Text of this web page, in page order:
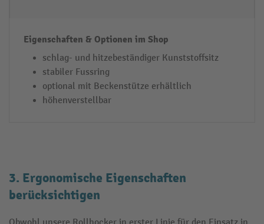
schlag- und hitzebeständiger Kunststoffsitz
stabiler Fussring
optional mit Beckenstütze erhältlich
höhenverstellbar
3. Ergonomische Eigenschaften
berücksichtigen